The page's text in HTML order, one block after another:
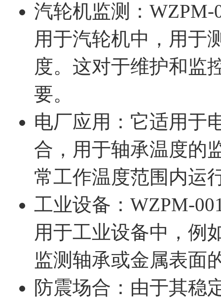
汽轮机监测：
用于汽轮机中，用于
度。这对于维护和监
要。
电厂应用：它适用于
合，用于轴承温度的
常工作温度范围内运
工业设备：WZPM-
用于工业设备中，例
监测轴承或金属表面
防震场合：由于其稳